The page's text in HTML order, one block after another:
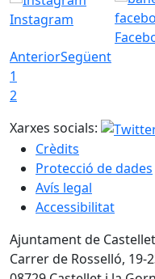
Instagram
AnteriorSegüent
1
2
Xarxes socials:
Crèdits
Protecció de dades
Avís legal
Accessibilitat
Ajuntament de
Carrer de Rosselló, 19-